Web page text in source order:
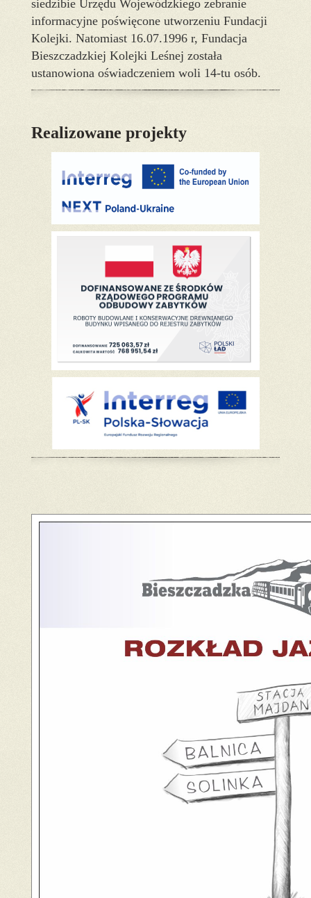
siedzibie Urzędu Wojewódzkiego zebranie
informacyjne poświęcone utworzeniu Fundacji
Kolejki. Natomiast 16.07.1996 r, Fundacja
Bieszczadzkiej Kolejki Leśnej została
ustanowiona oświadczeniem woli 14-tu osób.
Realizowane projekty